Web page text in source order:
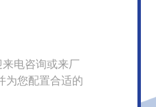
电咨询或来厂
为您配置合适的